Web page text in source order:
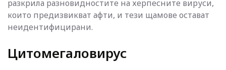
разкрила разновидностите на херпесните вируси,
които предизвикват афти, и тези щамове остават
неидентифицирани.
Цитомегаловирус